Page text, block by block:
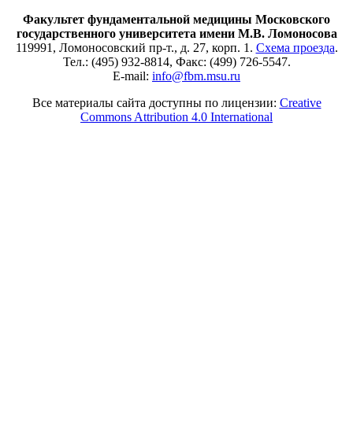
Факультет фундаментальной медицины Московского
государственного университета имени М.В. Ломоносова
119991, Ломоносовский пр-т., д. 27, корп. 1. Схема проезда.
Тел.: (495) 932-8814, Факс: (499) 726-5547.
E-mail: info@fbm.msu.ru
Все материалы сайта доступны по лицензии: Creative
Commons Attribution 4.0 International